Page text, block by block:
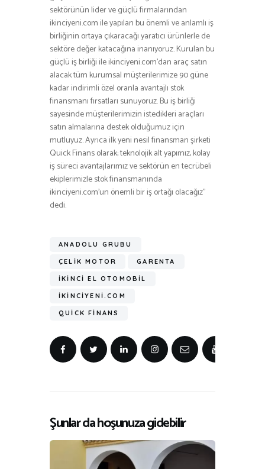
sektörünün lider ve güçlü firmalarından
ikinciyeni.com ile yapılan bu önemli ve anlamlı iş
birliğinin ortaya çıkaracağı yaratıcı ürünlerle de
sektöre değer katacağına inanıyoruz. Kurulan bu
güçlü iş birliği ile ikinciyeni.com’dan araç satın
alacak tüm kurumsal müşterilerimize 90 güne
kadar indirimli özel oranla avantajlı stok
finansmanı fırsatları sunuyoruz. Bu iş birliği
sayesinde müşterilerimizin istedikleri araçları
satın almalarına destek olduğumuz için
mutluyuz. Ayrıca ilk yeni nesil finansman şirketi
Quick Finans olarak; teknolojik alt yapımız, kolay
iş süreci avantajlarımız ve sektörün en tecrübeli
ekiplerimizle stok finansmanında
ikinciyeni.com’un önemli bir iş ortağı olacağız”
dedi.
ANADOLU GRUBU
ÇELIK MOTOR GARENTA
IKINCI EL OTOMOBIL
IKINCIYENI.COM
QUICK FINANS
Şunlar da hoşunuza gidebilir